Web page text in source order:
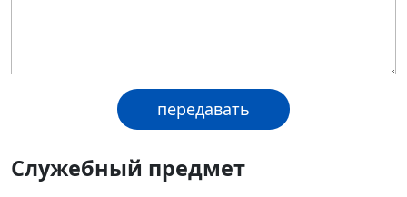
Служебный предмет